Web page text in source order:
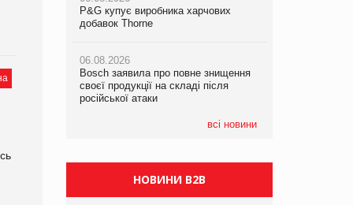
P&G купує виробника харчових
добавок Thorne
06.08.2026
Bosch заявила про повне знищення
своєї продукції на складі після
російської атаки
всі новини
у VARUS з’явилися новинки від ТМ
ТОКЕРИ
Сергій Лісунов про заморожені
P&G купує виробника харчових
добавок Thorne
06.08.2026
Bosch заявила про повне знищення
своєї продукції на складі після
російської атаки
НОВИНИ B2B